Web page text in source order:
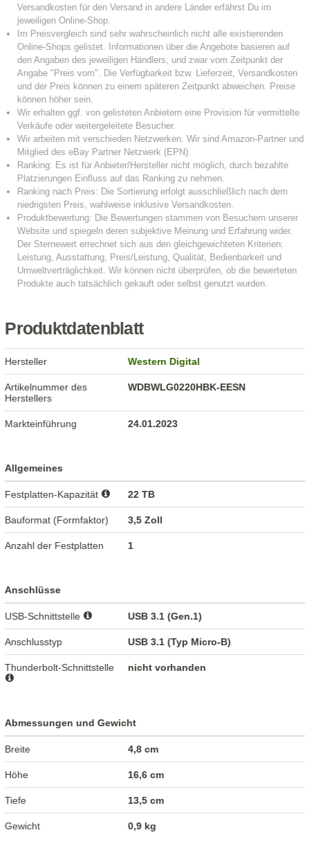
Produktdatenblatt
Hersteller Western Digital
Artikelnummer des
Herstellers
WDBWLG0220HBK-EESN
Markteinführung 24.01.2023
Allgemeines
Festplatten-Kapazität 22 TB
Bauformat (Formfaktor) 3,5 Zoll
Anzahl der Festplatten 1
Anschlüsse
USB-Schnittstelle USB 3.1 (Gen.1)
Anschlusstyp USB 3.1 (Typ Micro-B)
Thunderbolt-Schnittstelle nicht vorhanden
Abmessungen und Gewicht
Breite 4,8 cm
Höhe 16,6 cm
Tiefe 13,5 cm
Gewicht 0,9 kg